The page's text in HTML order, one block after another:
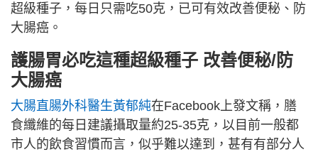
超級種子，每日只需吃50克，已可有效改善便秘、防
大腸癌。
護腸胃必吃這種超級種子 改善便秘/防
大腸癌
大腸直腸外科醫生黃郁純在Facebook上發文稱，膳
食纖維的每日建議攝取量約25-35克，以目前一般都
市人的飲食習慣而言，似乎難以達到，甚有有部分人